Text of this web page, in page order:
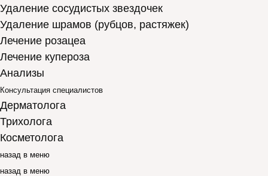
Удаление сосудистых звездочек
Удаление шрамов (рубцов, растяжек)
Лечение розацеа
Лечение купероза
Анализы
Консультация специалистов
Дерматолога
Трихолога
Косметолога
назад в меню
назад в меню